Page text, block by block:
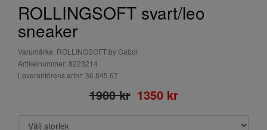
ROLLINGSOFT svart/leo
sneaker
Varumärke: ROLLINGSOFT by Gabor
Artikelnummer: 8223214
Leverantörens artnr: 36.845.67
1900 kr 1350 kr